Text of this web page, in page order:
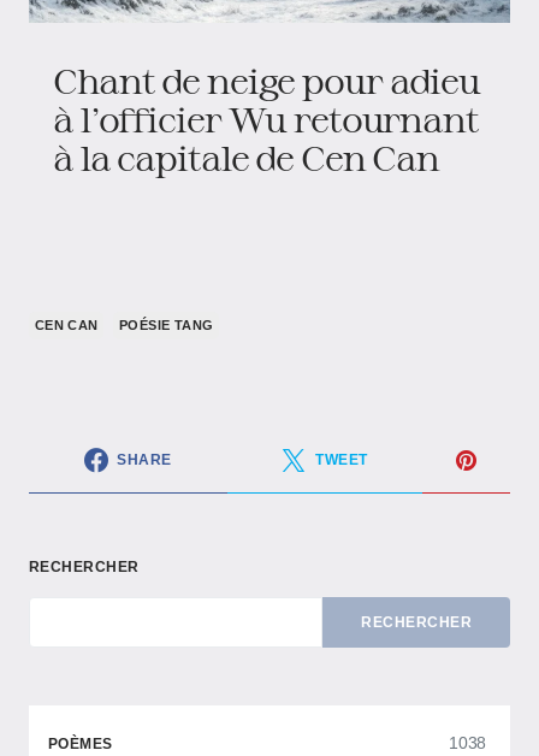
Chant de neige pour adieu
à l’officier Wu retournant
à la capitale de Cen Can
CEN CAN POÉSIE TANG
SHARE TWEET
RECHERCHER
RECHERCHER
POÈMES 1038